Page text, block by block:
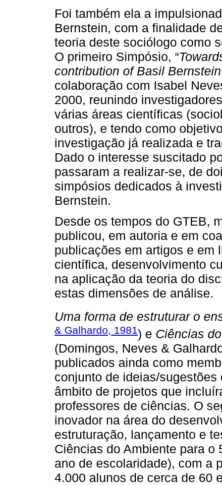
Foi também ela a
Bernstein, com a finalidade
teoria deste sociólogo como
O primeiro Simpósio, “
contribution of Basil
colaboração com Isabel
2000, reunindo
várias áreas científicas
outros), e tendo como
investigação já realizada e
Dado o interesse suscitado
passaram a realizar-se, de
simpósios dedicados à
Bernstein.
Desde os tempos do GTEB,
publicou, em autoria e em
publicações em artigos e em
científica, desenvolvimento
na aplicação da teoria do
estas dimensões de análise.
Uma forma de estruturar o
& Galhardo, 1981) e Ciências
(Domingos, Neves &
publicados ainda como
conjunto de ideias/
âmbito de projetos que
professores de ciências. O
inovador na área do
estruturação, lançamento e
Ciências do Ambiente para o
ano de escolaridade), com a
4.000 alunos de cerca de 60